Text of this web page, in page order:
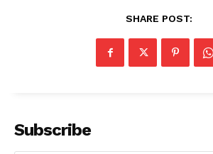
SHARE POST:
Subscribe